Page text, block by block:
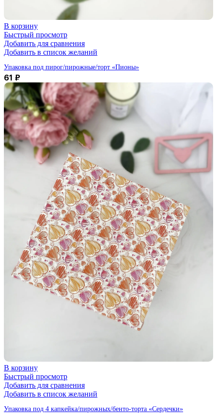
В корзину
Быстрый просмотр
Добавить для сравнения
Добавить в список желаний
Упаковка под пирог/пирожные/торт «Пионы»
61 ₽
В корзину
Быстрый просмотр
Добавить для сравнения
Добавить в список желаний
Упаковка под 4 капкейка/пирожных/бенто-торта «Сердечки»